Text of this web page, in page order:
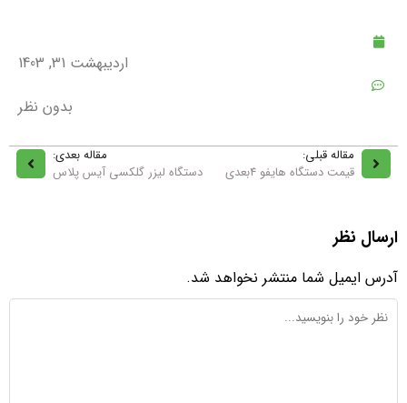
اردیبهشت 31, 1403
بدون نظر
مقاله قبلی:
قیمت دستگاه هایفو 4بعدی
مقاله بعدی:
دستگاه لیزر گلکسی آیس پلاس
ارسال نظر
آدرس ایمیل شما منتشر نخواهد شد.